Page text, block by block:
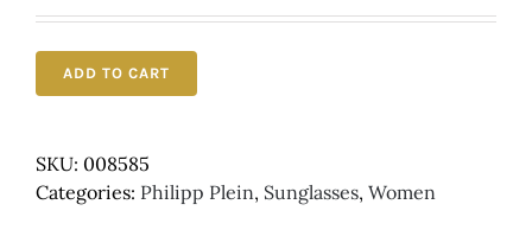
ADD TO CART
SKU: 008585
Categories: Philipp Plein, Sunglasses, Women